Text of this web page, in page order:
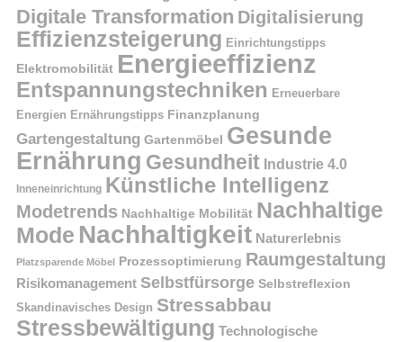
Digitale Transformation Digitalisierung
Effizienzsteigerung Einrichtungstipps
Elektromobilität Energieeffizienz
Entspannungstechniken Erneuerbare
Energien Ernährungstipps Finanzplanung
Gartengestaltung Gartenmöbel Gesunde
Ernährung Gesundheit Industrie 4.0
Inneneinrichtung Künstliche Intelligenz
Modetrends Nachhaltige Mobilität Nachhaltige
Mode Nachhaltigkeit Naturerlebnis
Platzsparende Möbel Prozessoptimierung Raumgestaltung
Risikomanagement Selbstfürsorge Selbstreflexion
Skandinavisches Design Stressabbau
Stressbewältigung Technologische